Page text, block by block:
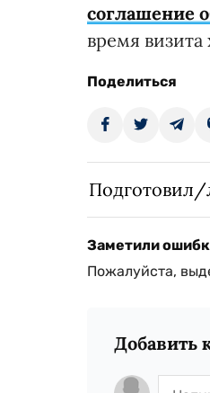
соглашение
время
Поделиться
Подготовил/
Заметили
Пожалуйста,
Добавить